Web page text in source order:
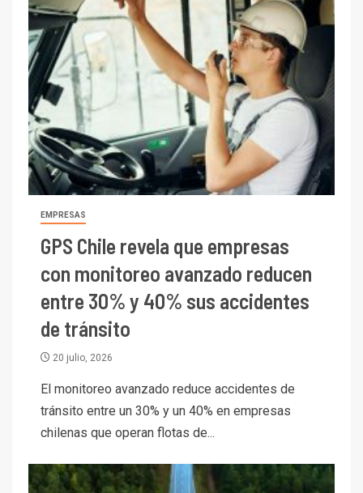
EMPRESAS
GPS Chile revela que empresas
con monitoreo avanzado reducen
entre 30% y 40% sus accidentes
de tránsito
20 julio, 2026
El monitoreo avanzado reduce accidentes de
tránsito entre un 30% y un 40% en empresas
chilenas que operan flotas de...
3
crecimiento regional: Banco
Central reporta resultados
dispares en el primer
Informe bimensual de